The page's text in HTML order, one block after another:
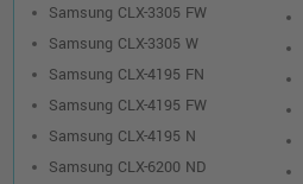
Samsung CLX-3305 FW
Samsung CLX-3305 W
Samsung CLX-4195 FN
Samsung CLX-4195 FW
Samsung CLX-4195 N
Samsung CLX-6200 ND